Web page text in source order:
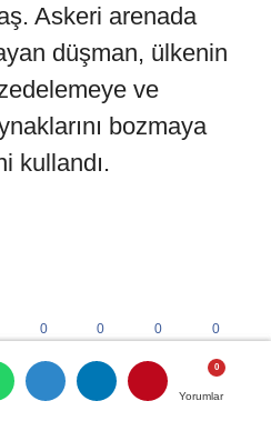
Yorumlar
Yorumlar
Askeri arenada
düşman, ülkenin
ve
bozmaya
kullandı.